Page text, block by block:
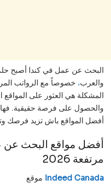
البحث عن عمل في كندا أصبح
والعرب، خصوصاً مع الرواتب
المشكلة هي العثور على المواقع
والحصول على فرصة حقيقية.
أفضل المواقع باش تزيد فرصك
أفضل مواقع البحث عن
مرتفعة 2026
Indeed Canada